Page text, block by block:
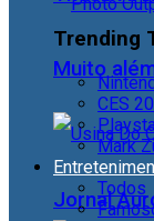
Muito
Jornal
Trending
CES
Mark
Todos